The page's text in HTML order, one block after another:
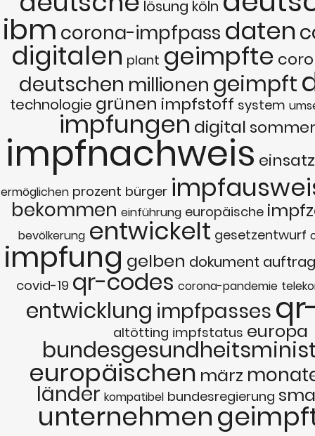
lösung köln
ibm corona-impfpass daten
digitalen plant geimpfte
deutschen millionen geimpft
technologie grünen impfstoff system
impfungen digital sommer
impfnachweis einsatz
ermöglichen prozent bürger
bekommen einführung europäische
bevölkerung entwickelt gesetzentwurf
impfung gelben dokument auftrag
covid-19 qr-codes corona-pandemie
entwicklung impfpasses
altötting impfstatus europa
europäischen märz
länder kompatibel bundesregierung
unternehmen